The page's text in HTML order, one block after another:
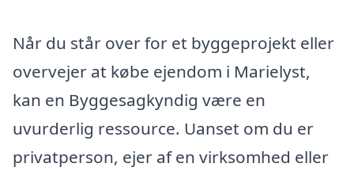
Når du står over for et byggeprojekt eller
overvejer at købe ejendom i Marielyst,
kan en Byggesagkyndig være en
uvurderlig ressource. Uanset om du er
privatperson, ejer af en virksomhed eller